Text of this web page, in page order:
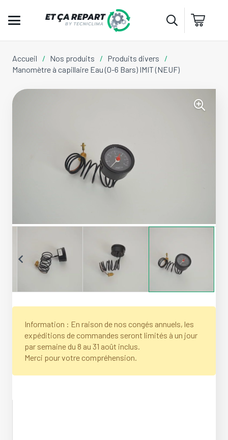
Accueil / Nos produits / Produits divers
/
Manomètre à capillaire Eau (0-6 Bars) IMIT (NEUF)
Information : En raison de nos congés annuels, les
expéditions de commandes seront limités à un jour
par semaine du 8 au 31 août inclus.
Merci pour votre compréhension.